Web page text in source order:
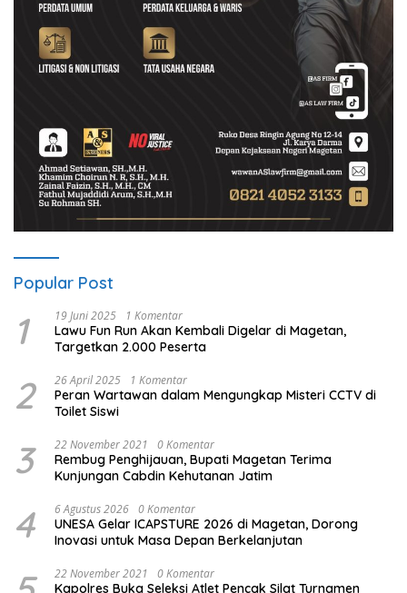
Popular Post
1 19 Juni 2025 1 Komentar
Lawu Fun Run Akan Kembali Digelar di Magetan,
Targetkan 2.000 Peserta
2 26 April 2025 1 Komentar
Peran Wartawan dalam Mengungkap Misteri CCTV di
Toilet Siswi
3 22 November 2021 0 Komentar
Rembug Penghijauan, Bupati Magetan Terima
Kunjungan Cabdin Kehutanan Jatim
4 6 Agustus 2026 0 Komentar
UNESA Gelar ICAPSTURE 2026 di Magetan, Dorong
Inovasi untuk Masa Depan Berkelanjutan
22 November 2021 0 Komentar
Kapolres Buka Seleksi Atlet Pencak Silat Turnamen